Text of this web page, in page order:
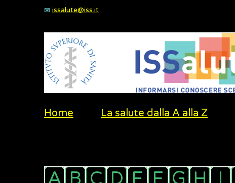
issalute@iss.it
Home La salute dalla A alla Z